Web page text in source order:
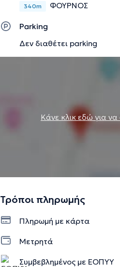
340m ΦΟΥΡΝΟΣ
Parking
Δεν διαθέτει parking
Κάνε κλικ εδώ για να
Τρόποι πληρωμής
Πληρωμή με κάρτα
Μετρητά
Συμβεβλημένος με ΕΟΠΥΥ